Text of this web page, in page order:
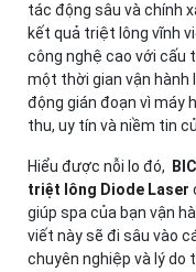
tác động sâu và chính
kết quả triệt lông vĩnh
công nghệ cao với cấu
một thời gian vận hành
động gián đoạn vì máy
thu, uy tín và niềm tin
Hiểu được nỗi lo đó,
triệt lông Diode Laser
giúp spa của bạn vận
viết này sẽ đi sâu vào
chuyên nghiệp và lý do